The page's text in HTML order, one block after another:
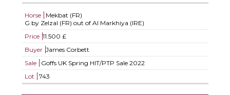
Horse
Mekbat (FR)
G by Zelzal (FR) out of Al Markhiya (IRE)
Price 11.500 £
Buyer James Corbett
Sale
Goffs UK Spring HIT/PTP Sale 2022
Lot
743